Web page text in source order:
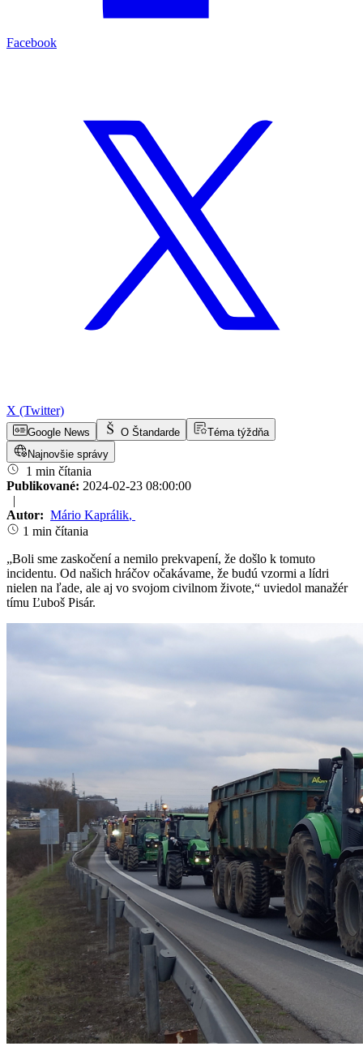
Facebook
X (Twitter)
Google News O Štandarde
Téma týždňa
Najnovšie správy
1 min čítania
Publikované: 2024-02-23 08:00:00
|
Autor: Mário Kaprálik,
1 min čítania
„Boli sme zaskočení a nemilo prekvapení, že došlo k tomuto
incidentu. Od našich hráčov očakávame, že budú vzormi a lídri
nielen na ľade, ale aj vo svojom civilnom živote,“ uviedol manažér
tímu Ľuboš Pisár.